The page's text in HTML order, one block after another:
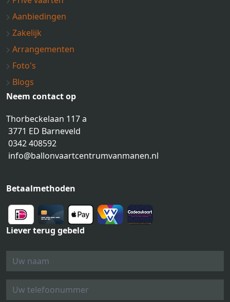
Aanbiedingen
Zakelijk
Arrangementen
Foto's
Blogs
Neem contact op
Thorbeckelaan 117 a
3771 ED Barneveld
0342 408592
info@ballonvaartcentrumvanmanen.nl
Betaalmethoden
Liever terug gebeld